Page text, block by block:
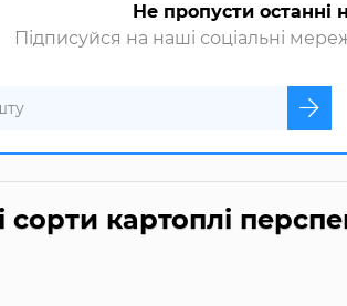
Не пропусти останні
Підписуйся на наші соціальні
сорти картоплі